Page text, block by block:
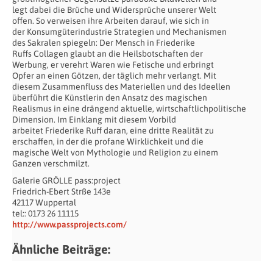
legt dabei die Brüche und Widersprüche unserer Welt
offen. So verweisen ihre Arbeiten darauf, wie sich in
der Konsumgüterindustrie Strategien und Mechanismen
des Sakralen spiegeln: Der Mensch in Friederike
Ruffs Collagen glaubt an die Heilsbotschaften der
Werbung, er verehrt Waren wie Fetische und erbringt
Opfer an einen Götzen, der täglich mehr verlangt. Mit
diesem Zusammenfluss des Materiellen und des Ideellen
überführt die Künstlerin den Ansatz des magischen
Realismus in eine drängend aktuelle, wirtschaftlichpolitische
Dimension. Im Einklang mit diesem Vorbild
arbeitet Friederike Ruff daran, eine dritte Realität zu
erschaffen, in der die profane Wirklichkeit und die
magische Welt von Mythologie und Religion zu einem
Ganzen verschmilzt.
Galerie GRÖLLE pass:project
Friedrich-Ebert Strße 143e
42117 Wuppertal
tel:: 0173 26 11115
http://www.passprojects.com/
Ähnliche Beiträge: